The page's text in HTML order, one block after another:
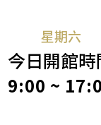
星期六
今日開館時
9:00 ~